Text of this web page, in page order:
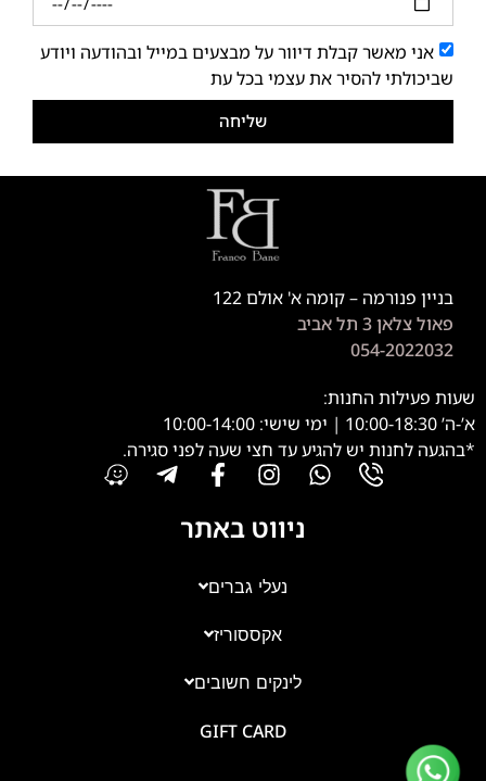
אני מאשר קבלת דיוור על מבצעים במייל ובהודעה ויודע
שביכולתי להסיר את עצמי בכל עת
שליחה
בניין פנורמה – קומה א' אולם 122
פאול צלאן 3 תל אביב
054-2022032
שעות פעילות החנות:
א’-ה’ 10:00-18:30 | ימי שישי: 10:00-14:00
*בהגעה לחנות יש להגיע עד חצי שעה לפני סגירה.
ניווט באתר
נעלי גברים
אקססוריז
לינקים חשובים
GIFT CARD